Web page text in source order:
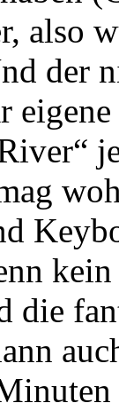
also
der
die